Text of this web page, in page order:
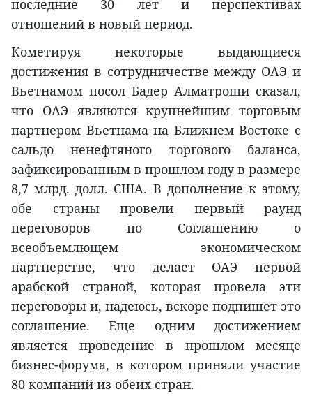
последние 30 лет и перспективах
отношений в новый период.
Кометируя некоторые выдающиеся
достижения в сотрудничестве между ОАЭ и
Вьетнамом посол Бадер Алматроши сказал,
что ОАЭ являются крупнейшим торговым
партнером Вьетнама на Ближнем Востоке с
сальдо ненефтяного торгового баланса,
зафиксированным в прошлом году в размере
8,7 млрд. долл. США. В дополнение к этому,
обе страны провели первый раунд
переговоров по Соглашению о
всеобъемлющем экономическом
партнерстве, что делает ОАЭ первой
арабской страной, которая провела эти
переговоры и, надеюсь, вскоре подпишет это
соглашение. Еще одним достижением
является проведение в прошлом месяце
бизнес-форума, в котором приняли участие
80 компаний из обеих стран.